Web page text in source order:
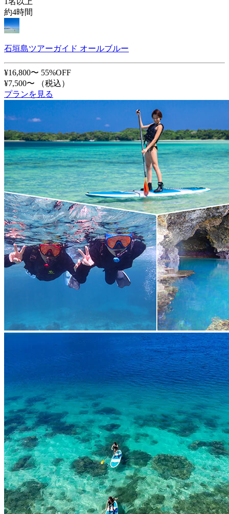
約4時間
石垣島ツアーガイド オールブルー
¥16,800〜 55%OFF
¥7,500〜
（税込）
プランを見る